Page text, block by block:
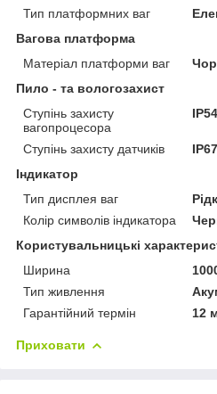
Тип платформних ваг
Вагова платформа
Матеріал платформи ваг
Пило - та вологозахист
Ступінь захисту
вагопроцесора
IP54
Ступінь захисту датчиків
IP67
Індикатор
Тип дисплея ваг
Колір символів індикатора
Користувальницькі
Ширина
Тип живлення
Гарантійний термін
12
Приховати